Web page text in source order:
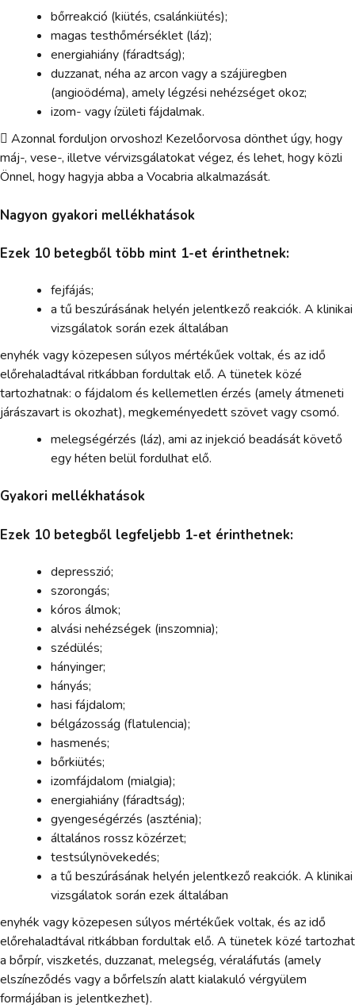
bőrreakció (kiütés, csalánkiütés);
magas testhőmérséklet (láz);
energiahiány (fáradtság);
duzzanat, néha az arcon vagy a szájüregben
(angioödéma), amely légzési nehézséget okoz;
izom- vagy ízületi fájdalmak.
 Azonnal forduljon orvoshoz! Kezelőorvosa dönthet úgy, hogy
máj-, vese-, illetve vérvizsgálatokat végez, és lehet, hogy közli
Önnel, hogy hagyja abba a Vocabria alkalmazását.
Nagyon gyakori mellékhatások
Ezek 10 betegből több mint 1-et érinthetnek:
fejfájás;
a tű beszúrásának helyén jelentkező reakciók. A klinikai
vizsgálatok során ezek általában
enyhék vagy közepesen súlyos mértékűek voltak, és az idő
előrehaladtával ritkábban fordultak elő. A tünetek közé
tartozhatnak: o fájdalom és kellemetlen érzés (amely átmeneti
járászavart is okozhat), megkeményedett szövet vagy csomó.
melegségérzés (láz), ami az injekció beadását követő
egy héten belül fordulhat elő.
Gyakori mellékhatások
Ezek 10 betegből legfeljebb 1-et érinthetnek:
depresszió;
szorongás;
kóros álmok;
alvási nehézségek (inszomnia);
szédülés;
hányinger;
hányás;
hasi fájdalom;
bélgázosság (flatulencia);
hasmenés;
bőrkiütés;
izomfájdalom (mialgia);
energiahiány (fáradtság);
gyengeségérzés (aszténia);
általános rossz közérzet;
testsúlynövekedés;
a tű beszúrásának helyén jelentkező reakciók. A klinikai
vizsgálatok során ezek általában
enyhék vagy közepesen súlyos mértékűek voltak, és az idő
előrehaladtával ritkábban fordultak elő. A tünetek közé tartozhat
a bőrpír, viszketés, duzzanat, melegség, véraláfutás (amely
elszíneződés vagy a bőrfelszín alatt kialakuló vérgyülem
formájában is jelentkezhet).